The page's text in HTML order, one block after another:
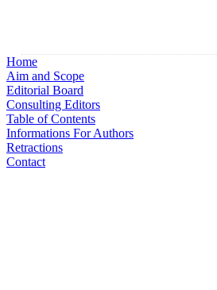
Home
Aim and Scope
Editorial Board
Consulting Editors
Table of Contents
Informations For Authors
Retractions
Contact